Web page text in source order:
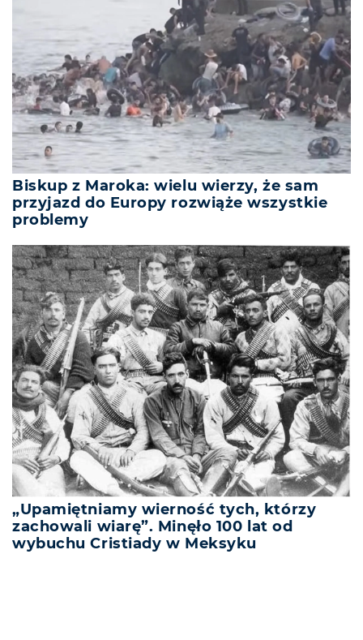
Biskup z Maroka: wielu wierzy, że sam
przyjazd do Europy rozwiąże wszystkie
problemy
„Upamiętniamy wierność tych, którzy
zachowali wiarę”. Minęło 100 lat od
wybuchu Cristiady w Meksyku